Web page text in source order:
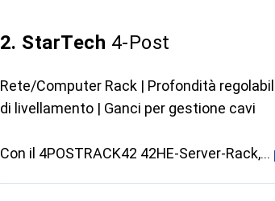
2. StarTech 4-Post
Rete/Computer Rack | Profondità
di livellamento | Ganci per gestione cavi
Con il 4POSTRACK42 42HE-Server-Rack,